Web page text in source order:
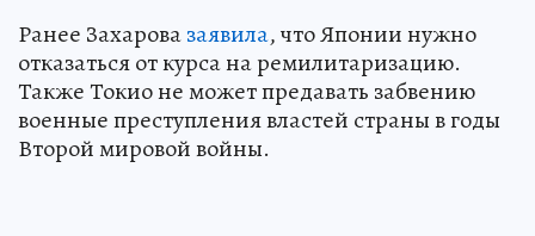
Ранее Захаровазаявила, что Японии нужно
отказаться от курса на ремилитаризацию.
Также Токио не может предавать забвению
военные преступления властей страны в годы
Второй мировой войны.